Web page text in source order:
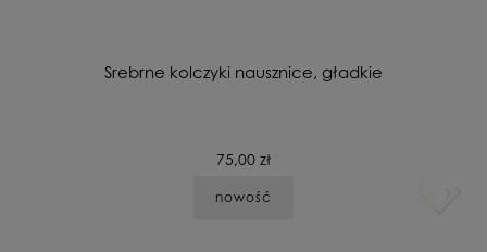
Srebrne kolczyki nausznice, gładkie
75,00 zł
nowość